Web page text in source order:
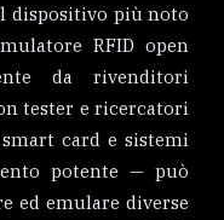
dispositivo più noto
RFID open
da rivenditori
tester e ricercatori
smart card e sistemi
potente — può
ed emulare diverse